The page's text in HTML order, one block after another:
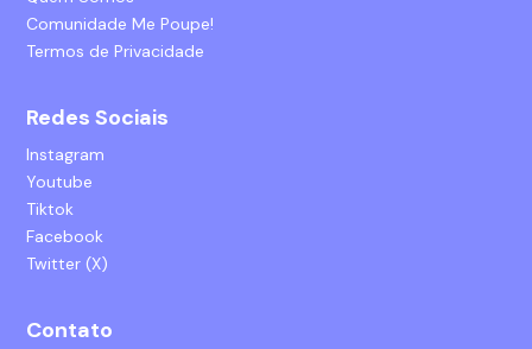
Comunidade Me Poupe!
Termos de Privacidade
Redes Sociais
Instagram
Youtube
Tiktok
Facebook
Twitter (X)
Contato